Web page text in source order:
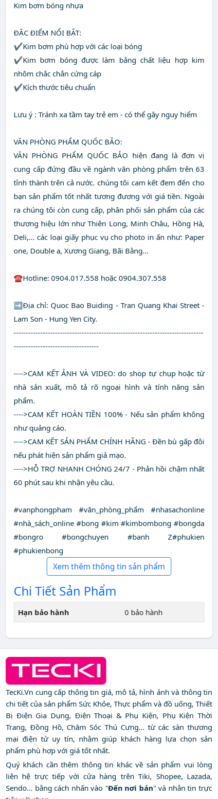
Kim bơm bóng nhựa
ĐẶC ĐIỂM NỔI BẬT:
✔️Kim bơm phù hợp với các loại bóng
✔️Kim bơm bóng được làm bằng chất liệu hợp kim
nhôm chắc chắn cứng cáp
✔️Kích thước tiêu chuẩn
Lưu ý : Tránh xa tầm tay trẻ em - có thể gây nguy hiểm
VĂN PHÒNG PHẨM QUỐC BẢO:
VĂN PHÒNG PHẨM QUỐC BẢO hiện đang là đơn vị
cung cấp đứng đầu về ngành văn phòng phẩm trên 63
tỉnh thành trên cả nước. chúng tôi cam kết đem đến cho
bạn sản phẩm tốt nhất tương đương với giá tiền. Ngoài
ra chúng tôi còn cung cấp, phân phối sản phẩm của các
thương hiệu lớn như Thiên Long, Minh Châu, Hồng Hà,
Deli,... các loại giấy phục vụ cho photo in ấn như: Paper
one, Double a, Xương Giang, Bãi Bằng...
☎️Hotline: 0904.017.558 hoặc 0904.307.558
➡️Địa chỉ: Quoc Bao Buiding - Tran Quang Khai Street -
Lam Son - Hung Yen City.
------------------------------------------------------------------------------
-----------------------------------
---->CAM KẾT ẢNH VÀ VIDEO: do shop tự chụp hoặc từ
nhà sản xuất, mô tả rõ ngoại hình và tính năng sản
phẩm.
---->CAM KẾT HOÀN TIỀN 100% - Nếu sản phẩm không
như quảng cáo.
---->CAM KẾT SẢN PHẨM CHÍNH HÃNG - Đền bù gấp đôi
nếu phát hiện sản phẩm giả mạo.
---->HỖ TRỢ NHANH CHÓNG 24/7 - Phản hồi chậm nhất
60 phút sau khi nhận yêu cầu.
#vanphongpham #văn_phòng_phẩm #nhasachonline
#nhà_sách_online #bong #kim #kimbombong #bongda
#bongro #bongchuyen #banh Z#phukien
#phukienbong
Xem thêm thông tin sản phẩm
Chi Tiết Sản Phẩm
Hạn bảo hành 0 bảo hành
TecKi.Vn cung cấp thông tin giá, mô tả, hình ảnh và thông tin
chi tiết của sản phẩm Sức Khỏe, Thực phẩm và đồ uống, Thiết
Bị Điện Gia Dụng, Điện Thoại & Phụ Kiện, Phụ Kiện Thời
Trang, Đồng Hồ, Chăm Sóc Thú Cưng... từ các sàn thương
mại điện tử uy tín, nhằm giúp khách hàng lựa chọn sản
phẩm phù hợp với giá tốt nhất.
Quý khách cần thêm thông tin khác về sản phẩm vui lòng
liên hệ trực tiếp với cửa hàng trên Tiki, Shopee, Lazada,
Sendo... bằng cách nhấn vào "Đến nơi bán" và nhắn tin trực